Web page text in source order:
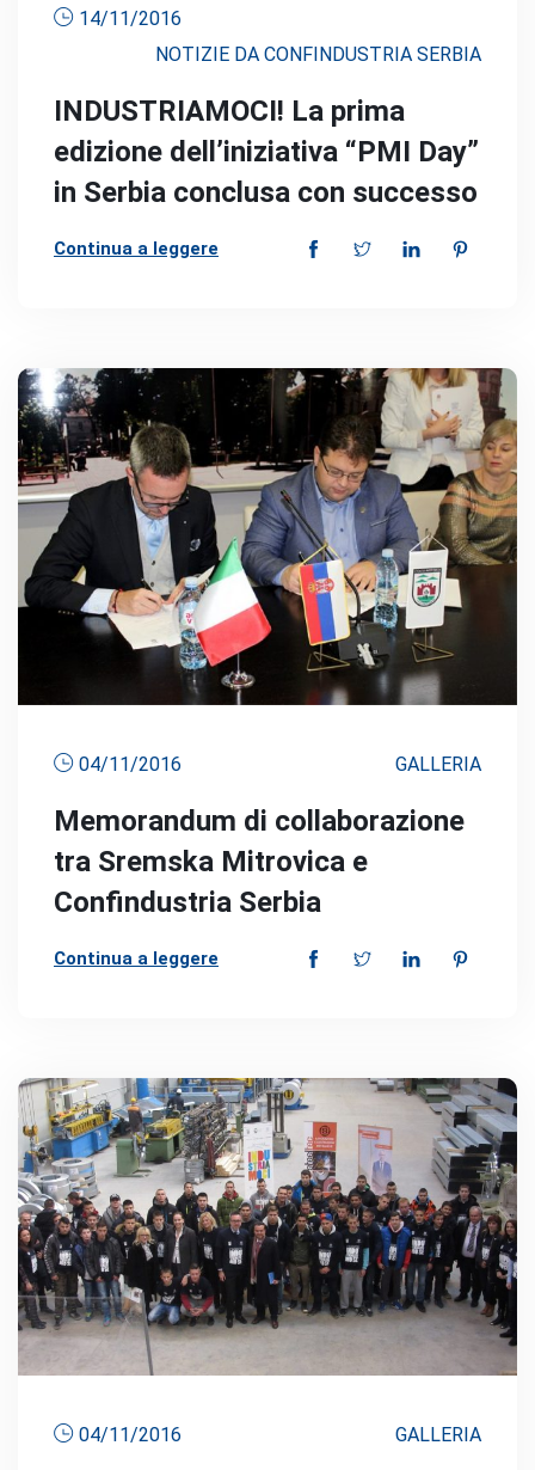
14/11/2016
NOTIZIE DA CONFINDUSTRIA SERBIA
INDUSTRIAMOCI! La prima
edizione dell’iniziativa “PMI Day”
in Serbia conclusa con successo
Continua a leggere
04/11/2016 GALLERIA
Memorandum di collaborazione
tra Sremska Mitrovica e
Confindustria Serbia
Continua a leggere
04/11/2016 GALLERIA